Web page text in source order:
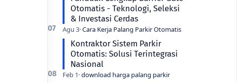
Otomatis - Teknologi, Seleksi
& Investasi Cerdas
Kontraktor Sistem Parkir
Otomatis: Solusi Terintegrasi
Nasional